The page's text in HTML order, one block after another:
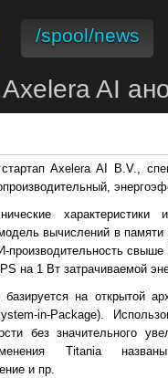
/spool/news
AI
Axelera AI B.V.,
вычислений в
производительность
на 1 Вт затрачиваемой
на открытой
in-Package).
без значительного
Titania
и пр.